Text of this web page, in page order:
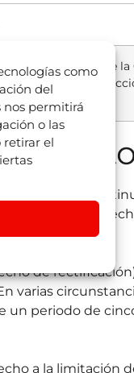
como
del
nos permitirá
o las
retirar el
2002/2/CE de
de
a
usted tiene
de
varias
un periodo de
a la limitación